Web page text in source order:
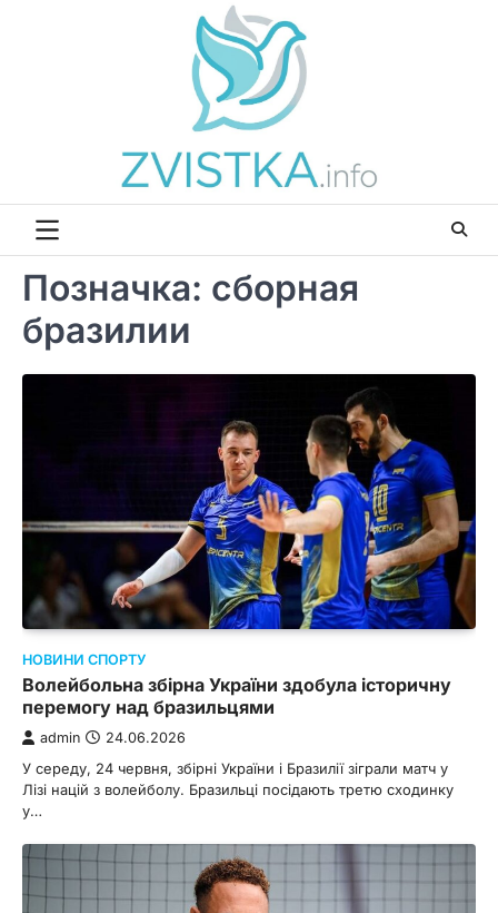
Позначка: сборная
бразилии
НОВИНИ СПОРТУ
Волейбольна збірна України здобула історичну
перемогу над бразильцями
admin 24.06.2026
У середу, 24 червня, збірні України і Бразилії зіграли матч у
Лізі націй з волейболу. Бразильці посідають третю сходинку
у…